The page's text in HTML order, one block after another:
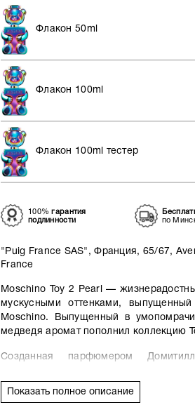
Флакон 50ml
Флакон 100ml
Флакон 100ml тестер
100%гарантия
подлинности
по
"Puig France SAS", Франция, 65/67,
France
Moschino Toy 2 Pearl —
мускусными оттенками,
Moschino. Выпущенный в
медведя аромат пополнил коллекцию
Созданная парфюмером
соленого лимона, вызывая у
Показать полное описание